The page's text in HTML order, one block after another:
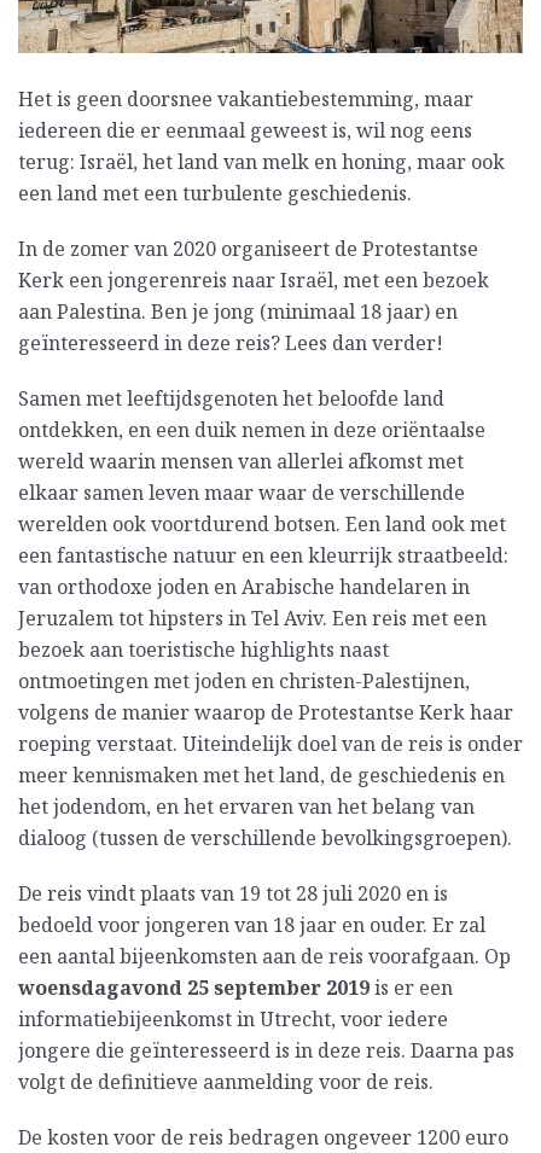
Het is geen doorsnee vakantiebestemming, maar
iedereen die er eenmaal geweest is, wil nog eens
terug: Israël, het land van melk en honing, maar ook
een land met een turbulente geschiedenis.
In de zomer van 2020 organiseert de Protestantse
Kerk een jongerenreis naar Israël, met een bezoek
aan Palestina. Ben je jong (minimaal 18 jaar) en
geïnteresseerd in deze reis? Lees dan verder!
Samen met leeftijdsgenoten het beloofde land
ontdekken, en een duik nemen in deze oriëntaalse
wereld waarin mensen van allerlei afkomst met
elkaar samen leven maar waar de verschillende
werelden ook voortdurend botsen. Een land ook met
een fantastische natuur en een kleurrijk straatbeeld:
van orthodoxe joden en Arabische handelaren in
Jeruzalem tot hipsters in Tel Aviv. Een reis met een
bezoek aan toeristische highlights naast
ontmoetingen met joden en christen-Palestijnen,
volgens de manier waarop de Protestantse Kerk haar
roeping verstaat. Uiteindelijk doel van de reis is onder
meer kennismaken met het land, de geschiedenis en
het jodendom, en het ervaren van het belang van
dialoog (tussen de verschillende bevolkingsgroepen).
De reis vindt plaats van 19 tot 28 juli 2020 en is
bedoeld voor jongeren van 18 jaar en ouder. Er zal
een aantal bijeenkomsten aan de reis voorafgaan. Op
woensdagavond 25 september 2019is er een
informatiebijeenkomst in Utrecht, voor iedere
jongere die geïnteresseerd is in deze reis. Daarna pas
volgt de definitieve aanmelding voor de reis.
De kosten voor de reis bedragen ongeveer 1200 euro